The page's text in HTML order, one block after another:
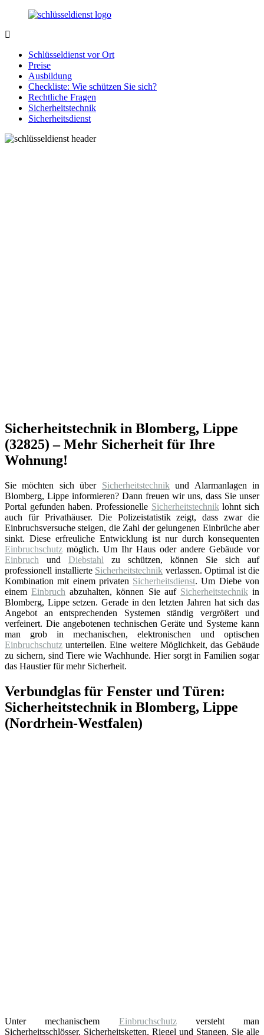
Zurück
Inhalt
Notlage
wird
gelöst!
Schlüsseldienst vor Ort
Preise
Ausbildung
Checkliste: Wie schützen Sie sich?
Rechtliche Fragen
Sicherheitstechnik
Sicherheitsdienst
Sicherheitstechnik in Blomberg, Lippe
(32825) – Mehr Sicherheit für Ihre
Wohnung!
Sie möchten sich über Sicherheitstechnikund Alarmanlagen in
Blomberg, Lippe informieren? Dann freuen wir uns, dass Sie unser
Portal gefunden haben. Professionelle Sicherheitstechniklohnt sich
auch für Privathäuser. Die Polizeistatistik zeigt, dass zwar die
Einbruchsversuche steigen, die Zahl der gelungenen Einbrüche aber
sinkt. Diese erfreuliche Entwicklung ist nur durch konsequenten
Einbruchschutz möglich. Um Ihr Haus oder andere Gebäude vor
Einbruch und Diebstahl zu schützen, können Sie sich auf
professionell installierte Sicherheitstechnik verlassen. Optimal ist die
Kombination mit einem privaten Sicherheitsdienst. Um Diebe von
einemEinbruch abzuhalten, können Sie auf Sicherheitstechnikin
Blomberg, Lippe setzen. Gerade in den letzten Jahren hat sich das
Angebot an entsprechenden Systemen ständig vergrößert und
verfeinert. Die angebotenen technischen Geräte und Systeme kann
man grob in mechanischen, elektronischen und optischen
Einbruchschutz unterteilen. Eine weitere Möglichkeit, das Gebäude
zu sichern, sind Tiere wie Wachhunde. Hier sorgt in Familien sogar
das Haustier für mehr Sicherheit.
Verbundglas für Fenster und Türen:
Sicherheitstechnik in Blomberg, Lippe
(Nordrhein-Westfalen)
Unter mechanischem Einbruchschutzversteht man
Sicherheitsschlösser, Sicherheitsketten, Riegel und Stangen. Sie alle